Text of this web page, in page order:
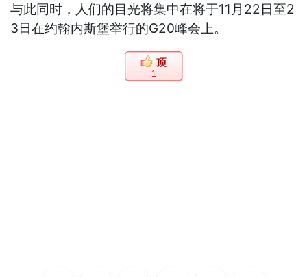
与此同时，人们的目光将集中在将于11月22日至2
3日在约翰内斯堡举行的G20峰会上。
1